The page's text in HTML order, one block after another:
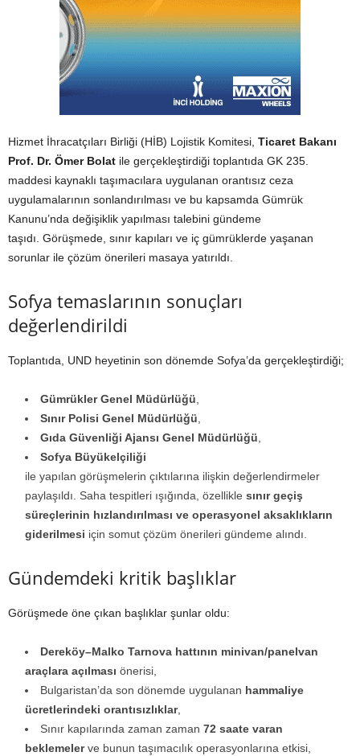
Hizmet İhracatçıları Birliği (HİB) Lojistik Komitesi, Ticaret Bakanı
Prof. Dr. Ömer Bolat ile gerçekleştirdiği toplantıda GK 235.
maddesi kaynaklı taşımacılara uygulanan orantısız ceza
uygulamalarının sonlandırılması ve bu kapsamda Gümrük
Kanunu’nda değişiklik yapılması talebini gündeme
taşıdı. Görüşmede, sınır kapıları ve iç gümrüklerde yaşanan
sorunlar ile çözüm önerileri masaya yatırıldı.
Sofya temaslarının sonuçları
değerlendirildi
Toplantıda, UND heyetinin son dönemde Sofya’da gerçekleştirdiği;
Gümrükler Genel Müdürlüğü
Sınır Polisi Genel Müdürlüğü
Gıda Güvenliği Ajansı Genel Müdürlüğü
Sofya Büyükelçiliği
ile yapılan görüşmelerin çıktılarına ilişkin değerlendirmeler
paylaşıldı. Saha tespitleri ışığında, özellikle sınır geçiş
süreçlerinin hızlandırılması ve operasyonel aksaklıkların
giderilmesi için somut çözüm önerileri gündeme alındı.
Gündemdeki kritik başlıklar
Görüşmede öne çıkan başlıklar şunlar oldu:
Dereköy–Malko Tarnova hattının minivan/panelvan
araçlara açılması önerisi,
Bulgaristan’da son dönemde uygulanan hammaliye
ücretlerindeki orantısızlıklar,
Sınır kapılarında zaman zaman 72 saate varan
beklemelerve bunun taşımacılık operasyonlarına etkisi,